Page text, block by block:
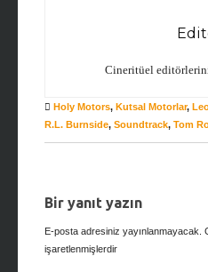
Cineritüel
Holy Motors, Kutsal Motorlar,
R.L. Burnside, Soundtrack, Tom
Bir yanıt yazın
E-posta adresiniz yayınlanmayacak.
işaretlenmişlerdir